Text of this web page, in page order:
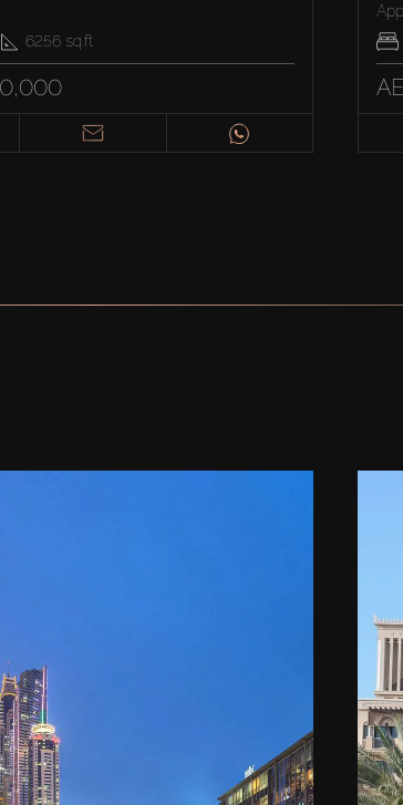
6256 sq.ft